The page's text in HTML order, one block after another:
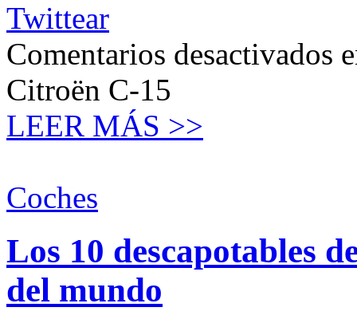
Twittear
Comentarios desactivados
Citroën C-15
LEER MÁS >>
Coches
Los 10 descapotables
del mundo